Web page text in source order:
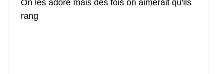
On les adore mais des fois on aimerait qu'ils
rang